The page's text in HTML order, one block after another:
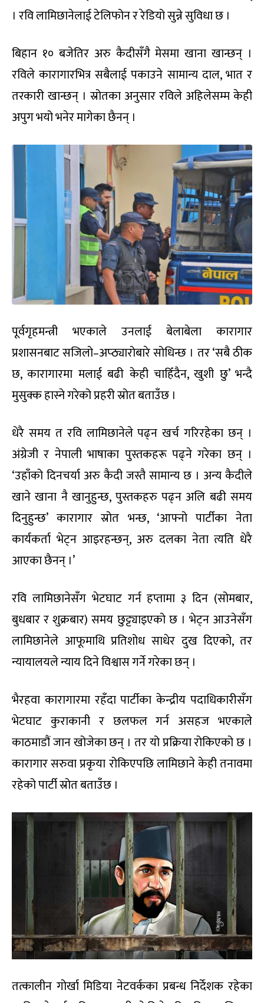
। रवि लामिछानेलाई टेलिफोन र रेडियो सुन्ने सुविधा छ ।
बिहान १० बजेतिर अरु कैदीसँगै मेसमा खाना खान्छन् ।
रविले कारागारभित्र सबैलाई पकाउने सामान्य दाल, भात र
तरकारी खान्छन् । स्रोतका अनुसार रविले अहिलेसम्म केही
अपुग भयो भनेर मागेका छैनन् ।
पूर्वगृहमन्त्री भएकाले उनलाई बेलाबेला कारागार
प्रशासनबाट सजिलो–अप्ठ्यारोबारे सोधिन्छ । तर ‘सबै ठीक
छ, कारागारमा मलाई बढी केही चाहिँदैन, खुशी छु’ भन्दै
मुसुक्क हास्ने गरेको प्रहरी स्रोत बताउँछ ।
धेरै समय त रवि लामिछानेले पढ्न खर्च गरिरहेका छन् ।
अंग्रेजी र नेपाली भाषाका पुस्तकहरू पढ्ने गरेका छन् ।
‘उहाँको दिनचर्या अरु कैदी जस्तै सामान्य छ । अन्य कैदीले
खाने खाना नै खानुहुन्छ, पुस्तकहरु पढ्न अलि बढी समय
दिनुहुन्छ’ कारागार स्रोत भन्छ, ‘आफ्नो पार्टीका नेता
कार्यकर्ता भेट्न आइरहन्छन्, अरु दलका नेता त्यति धेरै
आएका छैनन् ।’
रवि लामिछानेसँग भेटघाट गर्न हप्तामा ३ दिन (सोमबार,
बुधबार र शुक्रबार) समय छुट्ट्याइएको छ । भेट्न आउनेसँग
लामिछानेले आफूमाथि प्रतिशोध साधेर दुख दिएको, तर
न्यायालयले न्याय दिने विश्वास गर्ने गरेका छन् ।
भैरहवा कारागारमा रहँदा पार्टीका केन्द्रीय पदाधिकारीसँग
भेटघाट कुराकानी र छलफल गर्न असहज भएकाले
काठमाडौं जान खोजेका छन् । तर यो प्रक्रिया रोकिएको छ ।
कारागार सरुवा प्रकृया रोकिएपछि लामिछाने केही तनावमा
रहेको पार्टी स्रोत बताउँछ ।
तत्कालीन गोर्खा मिडिया नेटवर्कका प्रबन्ध निर्देशक रहेका